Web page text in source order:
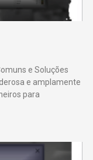
e Soluções
e amplamente
para